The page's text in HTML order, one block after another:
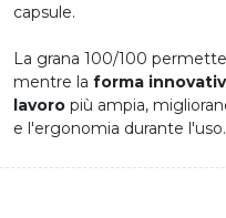
capsule.
La grana 100/100
mentre la forma
lavoro più ampia,
e l'ergonomia durante l'uso.